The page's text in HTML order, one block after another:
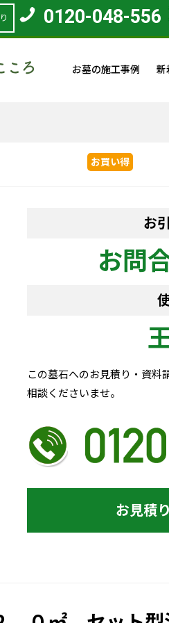
0120-048-556
お墓の施工事例 新
お買い得
お
お問
この墓石へのお見積り・資料
相談くださいませ。
お見積